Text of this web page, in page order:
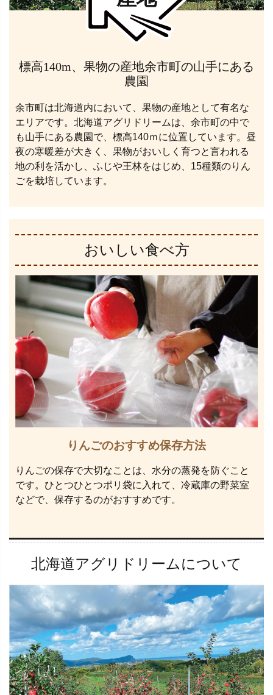
標高140m、果物の産地余市町の山手にある
農園
余市町は北海道内において、果物の産地として有名な
エリアです。北海道アグリドリームは、余市町の中で
も山手にある農園で、標高140ｍに位置しています。昼
夜の寒暖差が大きく、果物がおいしく育つと言われる
地の利を活かし、ふじや王林をはじめ、15種類のりん
ごを栽培しています。
おいしい食べ方
りんごのおすすめ保存方法
りんごの保存で大切なことは、水分の蒸発を防ぐこと
です。ひとつひとつポリ袋に入れて、冷蔵庫の野菜室
などで、保存するのがおすすめです。
北海道アグリドリームについて